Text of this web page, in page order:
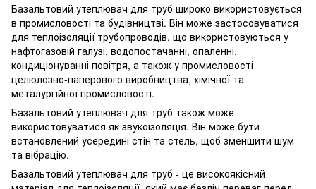
Базальтовий утеплювач для труб широко використовується
в промисловості та будівництві. Він може застосовуватися
для теплоізоляції трубопроводів, що використовуються у
нафтогазовій галузі, водопостачанні, опаленні,
кондиціонуванні повітря, а також у промисловості
целюлозно-паперового виробництва, хімічної та
металургійної промисловості.
Базальтовий утеплювач для труб також може
використовуватися як звукоізоляція. Він може бути
встановлений усередині стін та стель, щоб зменшити шум
та вібрацію.
Базальтовий утеплювач для труб - це високоякісний